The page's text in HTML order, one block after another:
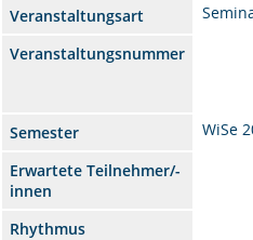
Veranstaltungsart
Veranstaltungsnummer
Semester
WiSe
Erwartete Teilnehmer/-
innen
Rhythmus